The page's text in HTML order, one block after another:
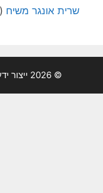
אונגר משיח(72)
• נבנה